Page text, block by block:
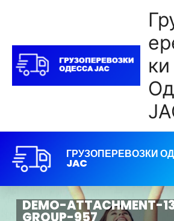
ки
ГРУЗОПЕРЕВОЗКИ
JAC
DEMO-ATTACHMENT-
GROUP-957